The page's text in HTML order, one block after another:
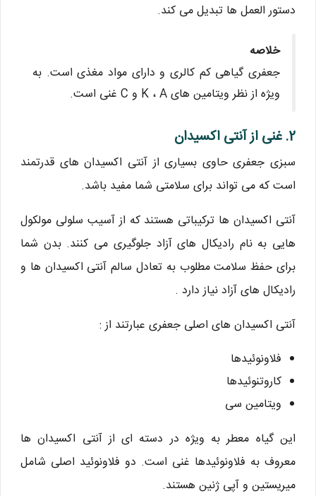
دستور العمل ها تبدیل می کند.
خلاصه
جعفری گیاهی کم کالری و دارای مواد مغذی است. به
ویژه از نظر ویتامین های K ، A و C غنی است.
2. غنی از آنتی اکسیدان
سبزی جعفری حاوی بسیاری از آنتی اکسیدان های قدرتمند
است که می تواند برای سلامتی شما مفید باشد.
آنتی اکسیدان ها ترکیباتی هستند که از آسیب سلولی مولکول
هایی به نام رادیکال های آزاد جلوگیری می کنند. بدن شما
برای حفظ سلامت مطلوب به تعادل سالم آنتی اکسیدان ها و
رادیکال های آزاد نیاز دارد .
آنتی اکسیدان های اصلی جعفری عبارتند از :
فلاونوئیدها
کاروتنوئیدها
ویتامین سی
این گیاه معطر به ویژه در دسته ای از آنتی اکسیدان ها
معروف به فلاونوئیدها غنی است. دو فلاونوئید اصلی شامل
میریستین و آپی ژنین هستند.